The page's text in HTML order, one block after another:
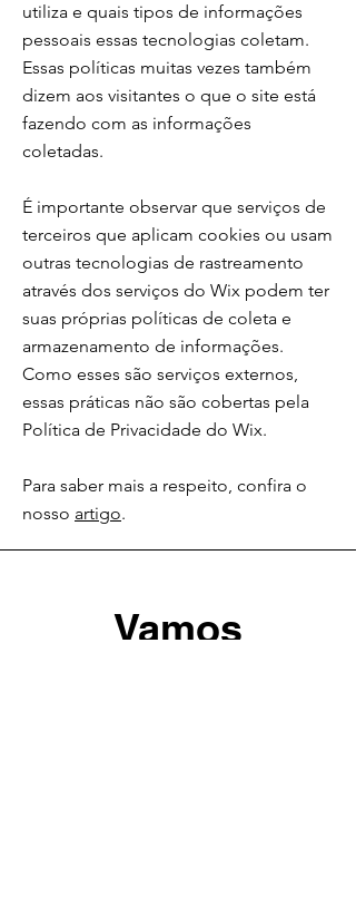
utiliza e quais tipos de informações
pessoais essas tecnologias coletam.
Essas políticas muitas vezes também
dizem aos visitantes o que o site está
fazendo com as informações
coletadas.
É importante observar que serviços de
terceiros que aplicam cookies ou usam
outras tecnologias de rastreamento
através dos serviços do Wix podem ter
suas próprias políticas de coleta e
armazenamento de informações.
Como esses são serviços externos,
essas práticas não são cobertas pela
Política de Privacidade do Wix.
Para saber mais a respeito, confira o
nosso artigo.
Vamos